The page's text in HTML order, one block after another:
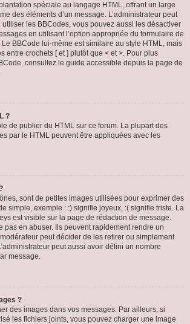
spéciale au langage HTML, offrant un large
des éléments d’un message. L’administrateur peut
les BBCodes, vous pouvez aussi les désactiver
en utilisant l’option appropriée du formulaire de
BBCode lui-même est similaire au style HTML, mais
entre crochets [ et ] plutôt que < et >. Pour plus
consultez le guide accessible depuis la page de
?
de publier du HTML sur ce forum. La plupart des
par le HTML peuvent être appliquées avec les
sont de petites images utilisées pour exprimer des
simple, exemple : :) signifie joyeux, :( signifie triste. La
est visible sur la page de rédaction de message.
pas en abuser. Ils peuvent rapidement rendre un
peut décider de les retirer ou simplement
peut aussi avoir défini un nombre
message.
?
des images dans vos messages. Par ailleurs, si
les fichiers joints, vous pouvez charger une image